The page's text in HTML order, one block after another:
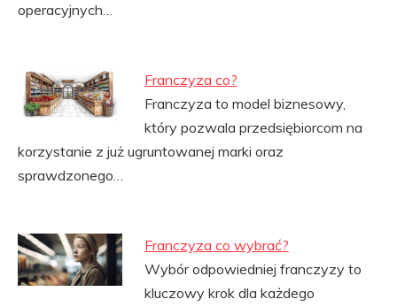
operacyjnych…
Franczyza co?
Franczyza to model biznesowy,
który pozwala przedsiębiorcom na
korzystanie z już ugruntowanej marki oraz
sprawdzonego…
Franczyza co wybrać?
Wybór odpowiedniej franczyzy to
kluczowy krok dla każdego